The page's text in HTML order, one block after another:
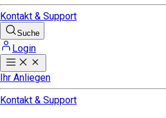
Kontakt & Support
Suche
Login
Ihr Anliegen
Kontakt & Support